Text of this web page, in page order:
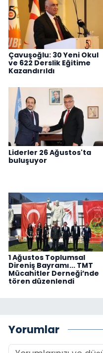
Çavuşoğlu: 30 Yeni Okul
ve 622 Derslik Eğitime
Kazandırıldı
Liderler 26 Ağustos'ta
buluşuyor
1 Ağustos Toplumsal
Direniş Bayramı... TMT
Mücahitler Derneği’nde
tören düzenlendi
Yorumlar